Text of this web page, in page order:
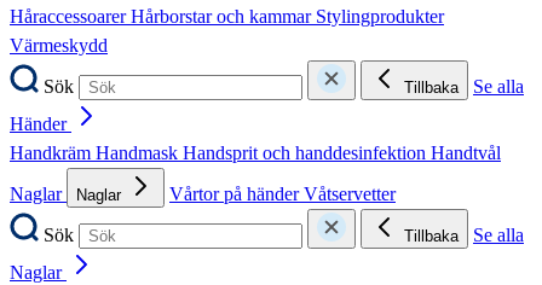
HåraccessoarerHårborstar och kammar Stylingprodukter
Värmeskydd
Sök
Tillbaka
Se alla
Händer
Handkräm Handmask Handsprit och handdesinfektion Handtvål
Naglar
Naglar Vårtor på händerVåtservetter
Sök
Tillbaka
Se alla
Naglar